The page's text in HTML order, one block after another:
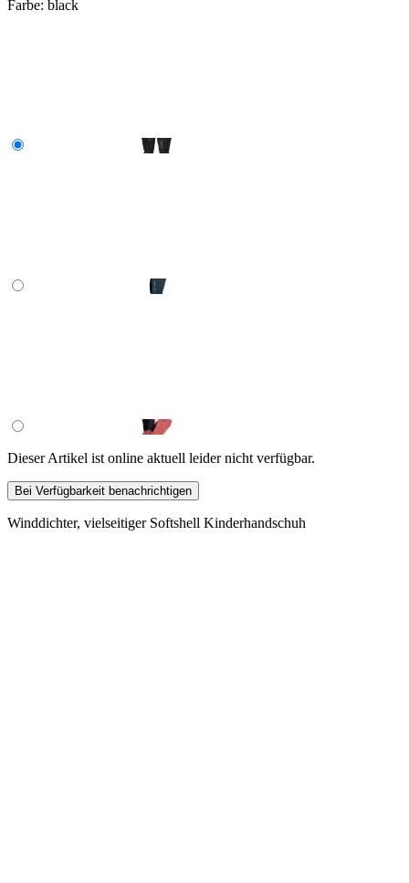
Farbe: black
Dieser Artikel ist online aktuell leider nicht verfügbar.
Bei Verfügbarkeit benachrichtigen
Winddichter, vielseitiger Softshell Kinderhandschuh